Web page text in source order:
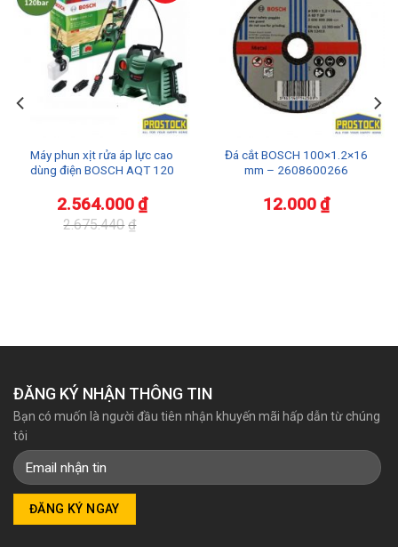
Máy phun xịt rửa áp lực cao
dùng điện BOSCH AQT 120
2.675.440 ₫
2.564.000₫
Đá cắt BOSCH 100×1.2×16
mm – 2608600266
12.000₫
ĐĂNG KÝ NHẬN THÔNG TIN
Bạn có muốn là người đầu tiên nhận khuyến mãi hấp dẫn từ chúng
tôi